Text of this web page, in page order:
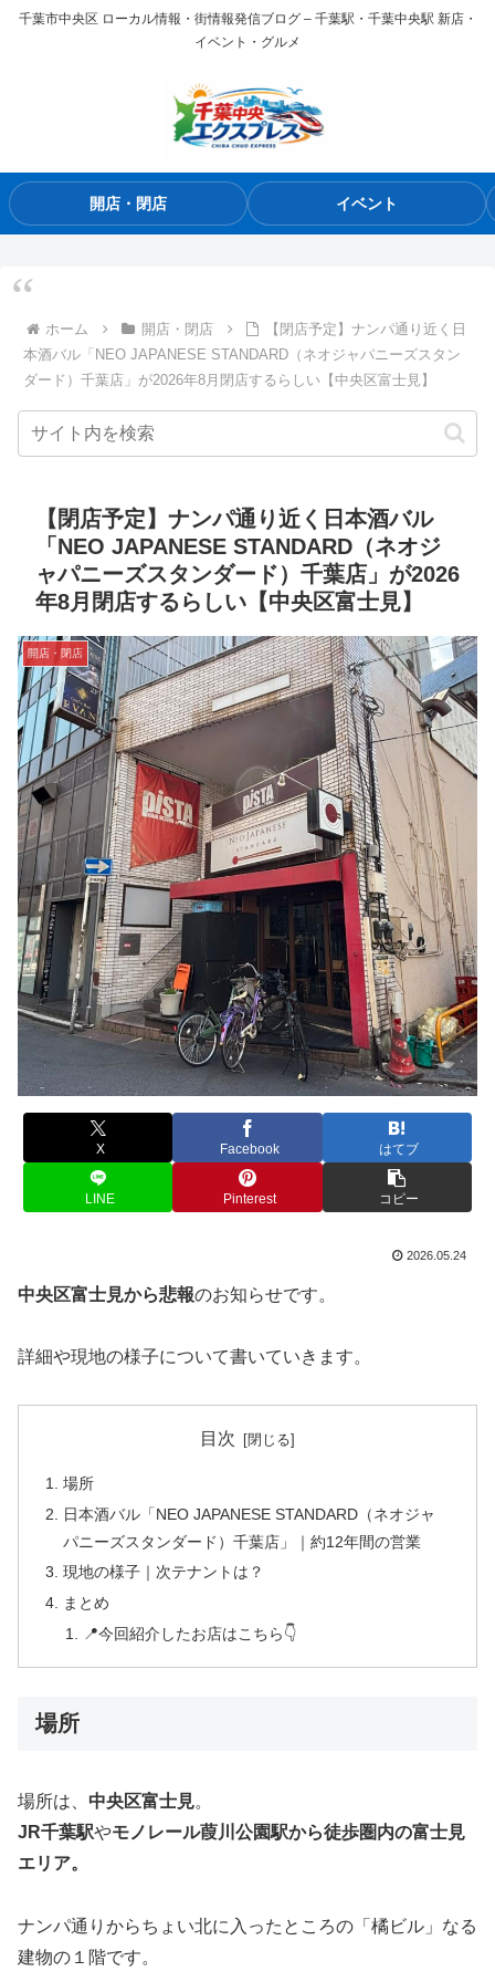
千葉市中央区 ローカル情報・街情報発信ブログ – 千葉駅・千葉中央駅 新店・
イベント・グルメ
開店・閉店 イベント
ホーム 開店・閉店
【閉店予定】ナンパ通り近く日
本酒バル「NEO JAPANESE STANDARD（ネオジャパニーズスタン
ダード）千葉店」が2026年8月閉店するらしい【中央区富士見】
【閉店予定】ナンパ通り近く日本酒バル
「NEO JAPANESE STANDARD（ネオジ
ャパニーズスタンダード）千葉店」が2026
年8月閉店するらしい【中央区富士見】
開店・閉店
X Facebook はてブ
LINE Pinterest コピー
2026.05.24
中央区富士見から悲報のお知らせです。
詳細や現地の様子について書いていきます。
目次
場所
日本酒バル「NEO JAPANESE STANDARD（ネオジャ
パニーズスタンダード）千葉店」｜約12年間の営業
現地の様子｜次テナントは？
まとめ
📍今回紹介したお店はこちら👇
場所
場所は、 中央区富士見。
JR千葉駅やモノレール葭川公園駅から徒歩圏内の富士見
エリア。
ナンパ通りからちょい北に入ったところの「橘ビル」なる
建物の１階です。